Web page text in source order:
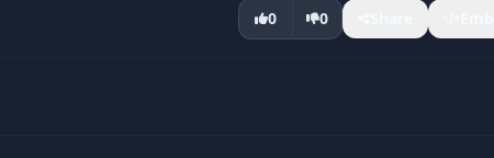
0 0